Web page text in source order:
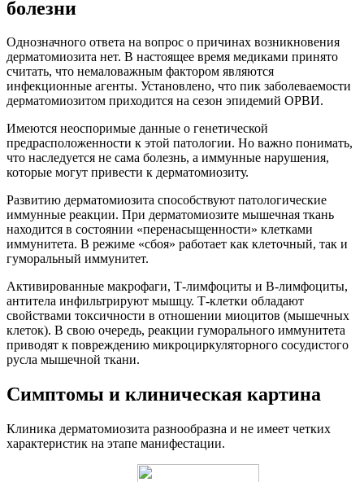
болезни
Однозначного ответа на вопрос о причинах возникновения
дерматомиозита нет. В настоящее время медиками принято
считать, что немаловажным фактором являются
инфекционные агенты. Установлено, что пик заболеваемости
дерматомиозитом приходится на сезон эпидемий ОРВИ.
Имеются неоспоримые данные о генетической
предрасположенности к этой патологии. Но важно понимать,
что наследуется не сама болезнь, а иммунные нарушения,
которые могут привести к дерматомиозиту.
Развитию дерматомиозита способствуют патологические
иммунные реакции. При дерматомиозите мышечная ткань
находится в состоянии «перенасыщенности» клетками
иммунитета. В режиме «сбоя» работает как клеточный, так и
гуморальный иммунитет.
Активированные макрофаги, Т-лимфоциты и В-лимфоциты,
антитела инфильтрируют мышцу. Т-клетки обладают
свойствами токсичности в отношении миоцитов (мышечных
клеток). В свою очередь, реакции гуморального иммунитета
приводят к повреждению микроциркуляторного сосудистого
русла мышечной ткани.
Симптомы и клиническая картина
Клиника дерматомиозита разнообразна и не имеет четких
характеристик на этапе манифестации.